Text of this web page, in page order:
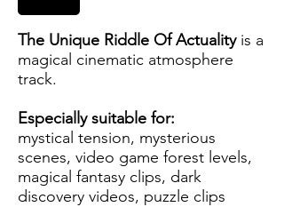
The Unique Riddle Of Actualityis a
magical cinematic atmosphere
track.
Especially suitable for:
mystical tension, mysterious
scenes, video game forest levels,
magical fantasy clips, dark
discovery videos, puzzle clips